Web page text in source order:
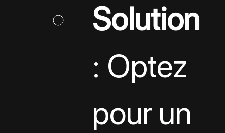
Solution
: Optez
pour un